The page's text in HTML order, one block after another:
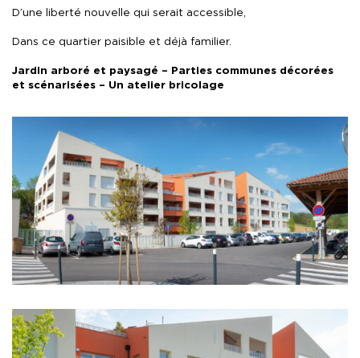
D’une liberté nouvelle qui serait accessible,
Dans ce quartier paisible et déjà familier.
Jardin arboré et paysagé – Parties communes décorées
et scénarisées – Un atelier bricolage